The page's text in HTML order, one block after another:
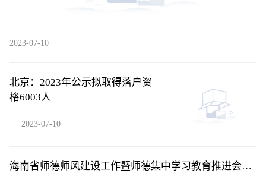
2023-07-10
北京：2023年公示拟取得落户资
格6003人
2023-07-10
海南省师德师风建设工作暨师德集中学习教育推进会在